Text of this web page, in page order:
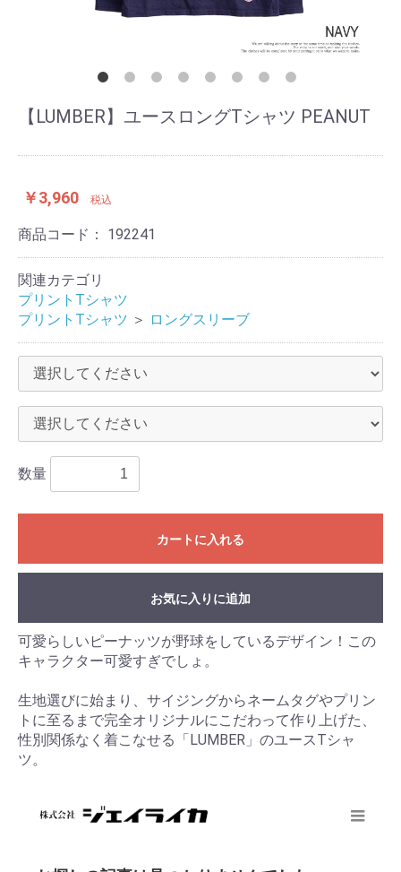
【LUMBER】ユースロングTシャツ PEANUT
￥3,960 税込
商品コード： 192241
関連カテゴリ
プリントTシャツ
プリントTシャツ ＞ ロングスリーブ
数量
カートに入れる
お気に入りに追加
可愛らしいピーナッツが野球をしているデザイン！この
キャラクター可愛すぎでしょ。
生地選びに始まり、サイジングからネームタグやプリン
トに至るまで完全オリジナルにこだわって作り上げた、
性別関係なく着こなせる「LUMBER」のユースTシャ
ツ。